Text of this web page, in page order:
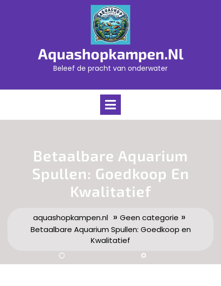
Aquashopkampen.nl
Beleef de pracht van onderwater
Open
Betaalbare Aquarium
Spullen: Goedkoop En
Kwalitatief
aquashopkampen.nl » Geen categorie »
Betaalbare Aquarium Spullen: Goedkoop en
Kwalitatief